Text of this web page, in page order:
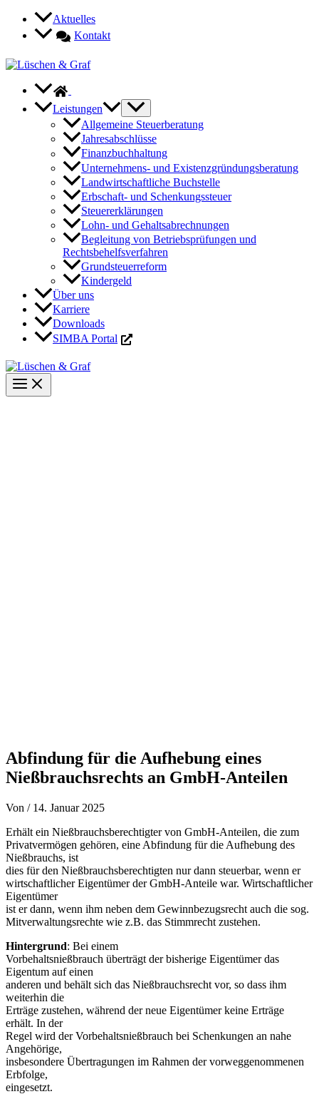
Zum
springen
Aktuelles
Kontakt
Leistungen
Allgemeine Steuerberatung
Jahresabschlüsse
Finanzbuchhaltung
Unternehmens- und Existenzgründungsberatung
Landwirtschaftliche Buchstelle
Erbschaft- und Schenkungssteuer
Steuererklärungen
Lohn- und Gehaltsabrechnungen
Begleitung von Betriebsprüfungen und
Rechtsbehelfsverfahren
Grundsteuerreform
Kindergeld
Über uns
Karriere
Downloads
SIMBA Portal
Abfindung für die Aufhebung eines
Nießbrauchsrechts an GmbH-Anteilen
Von / 14. Januar 2025
Erhält ein Nießbrauchsberechtigter von GmbH-Anteilen, die zum
Privatvermögen gehören, eine Abfindung für die Aufhebung des
Nießbrauchs, ist
dies für den Nießbrauchsberechtigten nur dann steuerbar, wenn er
wirtschaftlicher Eigentümer der GmbH-Anteile war. Wirtschaftlicher
Eigentümer
ist er dann, wenn ihm neben dem Gewinnbezugsrecht auch die sog.
Mitverwaltungsrechte wie z.B. das Stimmrecht zustehen.
Hintergrund: Bei einem
Vorbehaltsnießbrauch überträgt der bisherige Eigentümer das
Eigentum auf einen
anderen und behält sich das Nießbrauchsrecht vor, so dass ihm
weiterhin die
Erträge zustehen, während der neue Eigentümer keine Erträge
erhält. In der
Regel wird der Vorbehaltsnießbrauch bei Schenkungen an nahe
Angehörige,
insbesondere Übertragungen im Rahmen der vorweggenommenen
Erbfolge,
eingesetzt.